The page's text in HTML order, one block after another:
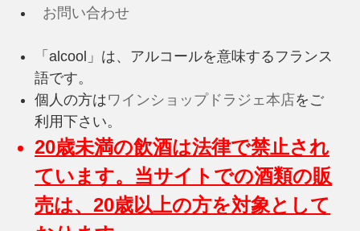
お問い合わせ
「alcool」は、アルコールを意味するフランス
語です。
個人の方はワインショップドラジェ本店をご
利用下さい。
20歳未満の飲酒は法律で禁止され
ています。当サイトでの酒類の販
売は、20歳以上の方を対象として